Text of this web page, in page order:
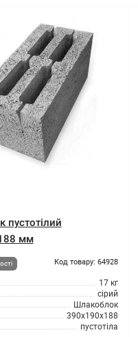
пустотілий
мм
Код товару: 64928
17 кг
сірий
Шлакоблок
390x190x188
пустотіла